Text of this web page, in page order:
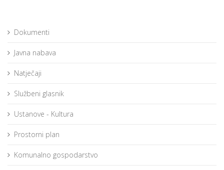
Dokumenti
Javna nabava
Natječaji
Službeni glasnik
Ustanove - Kultura
Prostorni plan
Komunalno gospodarstvo